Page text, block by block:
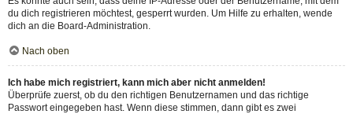
du dich registrieren möchtest, gesperrt wurden. Um Hilfe zu erhalten, wende
dich an die Board-Administration.
Nach oben
Ich habe mich registriert, kann mich aber nicht anmelden!
Überprüfe zuerst, ob du den richtigen Benutzernamen und das richtige
Passwort eingegeben hast. Wenn diese stimmen, dann gibt es zwei